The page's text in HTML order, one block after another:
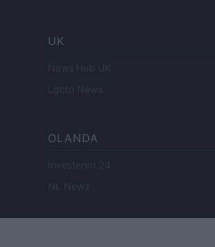
UK
News Hub UK
Lgbtq News
OLANDA
Investeren 24
NL Newz